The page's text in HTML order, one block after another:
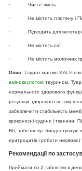
· Чисте якість
· Не містить глютену і
· Підходить для
· Не містить сої
· Не містить молочних
Опис. Таурат магнію KAL®
амінокислотою таурином.
нормального здорового
регуляції здорового потоку
забезпечити стабільність
кровоносні судини і тканини.
B6, забезпечує биодоступную
еритроцитів і роботи нервової
Рекомендації по
Приймати по 2 таблетки в